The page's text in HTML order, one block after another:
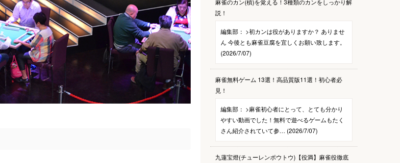
麻雀のカン(槓)を覚える！3種類のカンをしっかり解
説！
編集部： >初カンは役がありますか？ ありませ
ん 今後とも麻雀豆腐を宜しくお願い致します。
(2026/7/07)
麻雀無料ゲーム 13選！高品質版11選！初心者必
見！
編集部： >麻雀初心者にとって、とても分かり
やすい動画でした！無料で遊べるゲームもたく
さん紹介されていて参… (2026/7/07)
九蓮宝燈(チューレンポウトウ)【役満】麻雀役徹底